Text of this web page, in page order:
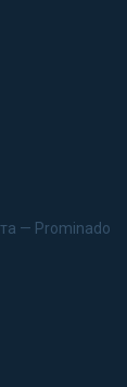
— Prominado